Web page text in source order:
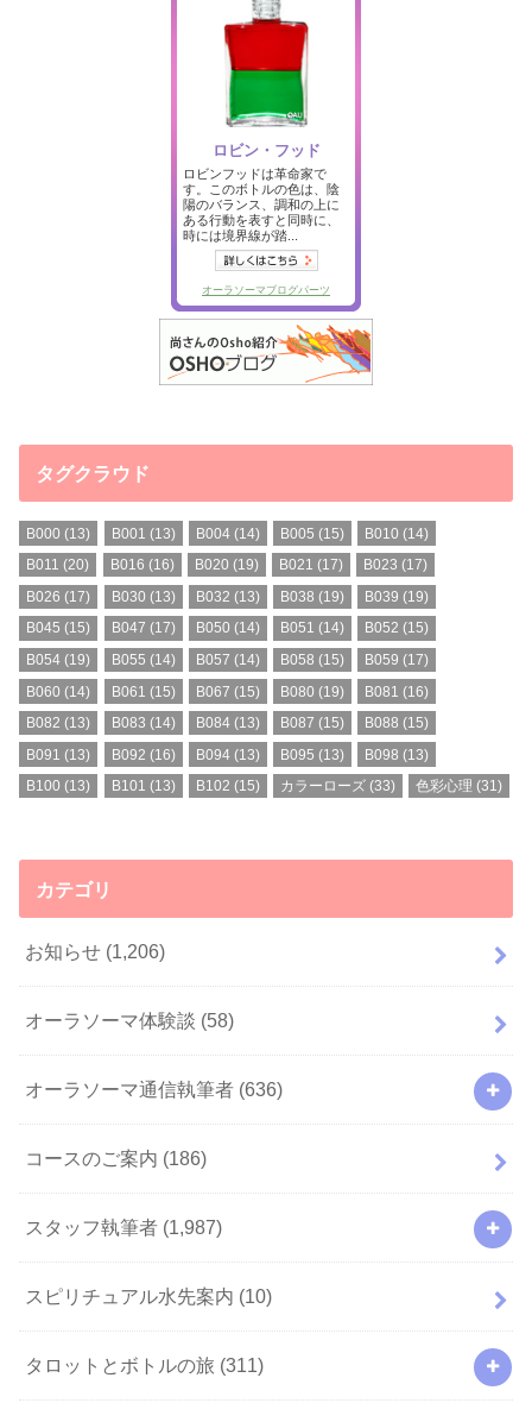
タグクラウド
B000 (13) B001 (13) B004(14) B005 (15) B010 (14)
B011 (20) B016 (16) B020 (19) B021 (17) B023 (17)
B026 (17) B030 (13) B032 (13) B038 (19) B039 (19)
B045 (15) B047 (17) B050 (14) B051 (14) B052 (15)
B054 (19) B055 (14) B057 (14) B058 (15) B059 (17)
B060 (14) B061 (15) B067 (15) B080 (19) B081 (16)
B082 (13) B083 (14) B084(13) B087 (15) B088 (15)
B091 (13) B092 (16) B094(13) B095 (13) B098 (13)
B100 (13) B101 (13) B102 (15) カラーローズ (33) 色彩心理 (31)
カテゴリ
お知らせ (1,206)
オーラソーマ体験談 (58)
オーラソーマ通信執筆者 (636)
コースのご案内 (186)
スタッフ執筆者 (1,987)
スピリチュアル水先案内 (10)
タロットとボトルの旅 (311)